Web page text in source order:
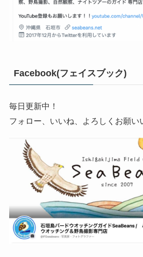
Facebook(フェイスブック)
毎日更新中！
フォロー、いいね、よろしくお願い